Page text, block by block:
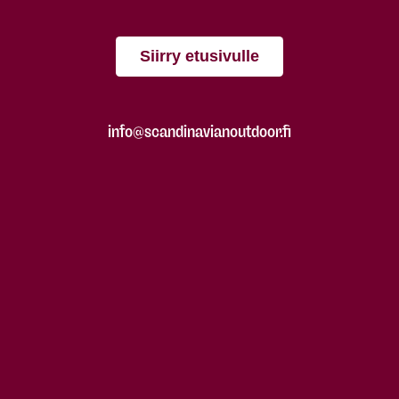
Siirry etusivulle
info@scandinavianoutdoor.fi